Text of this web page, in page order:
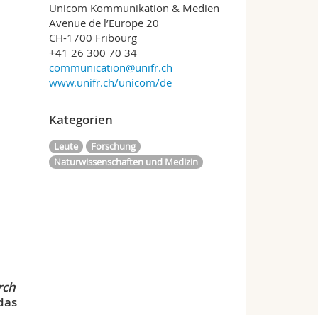
Unicom Kommunikation & Medien
Avenue de l’Europe 20
CH-1700 Fribourg
+41 26 300 70 34
communication@unifr.ch
www.unifr.ch/unicom/de
Kategorien
Leute
Forschung
Naturwissenschaften und Medizin